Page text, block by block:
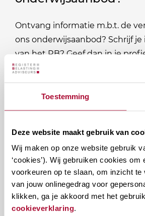
Toestemming
Deze website maakt gebruik van
Wij maken op onze website gebruik
‘cookies’). Wij gebruiken cookies
voorkeuren op te slaan, om inzicht
van jouw onlinegedrag voor
klikken, ga je akkoord met het
cookieverklaring.
Ontvang informatie m.b.t. de
ons onderwijsaanbod? Schrijf je
van het RB? Geef dan in je
aan welke nieuwsbrieven je wil
E-mailadres *
naam@bedrijf.nl
nieuwsbrieven
willen
ontvangen?
Permanente Educatie
Verenigingsnieuws